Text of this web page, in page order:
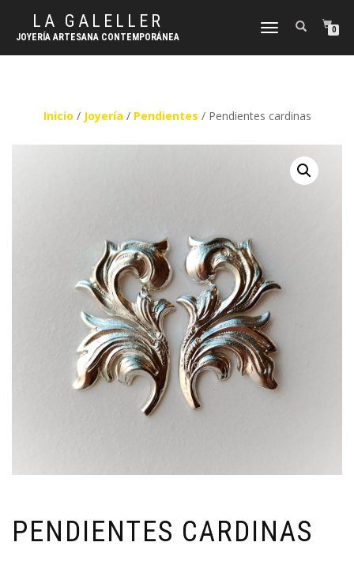
LA GALELLER
JOYERÍA ARTESANA CONTEMPORÁNEA
CAMBIAR
0
Inicio / Joyería / Pendientes / Pendientes cardinas
PENDIENTES CARDINAS